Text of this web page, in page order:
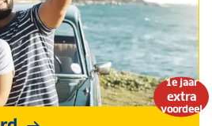
1e jaar
extra
voordeel